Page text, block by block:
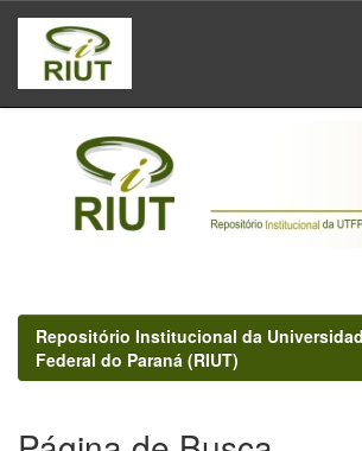
Skip
navigation
Repositório Institucional da
Federal do Paraná (RIUT)